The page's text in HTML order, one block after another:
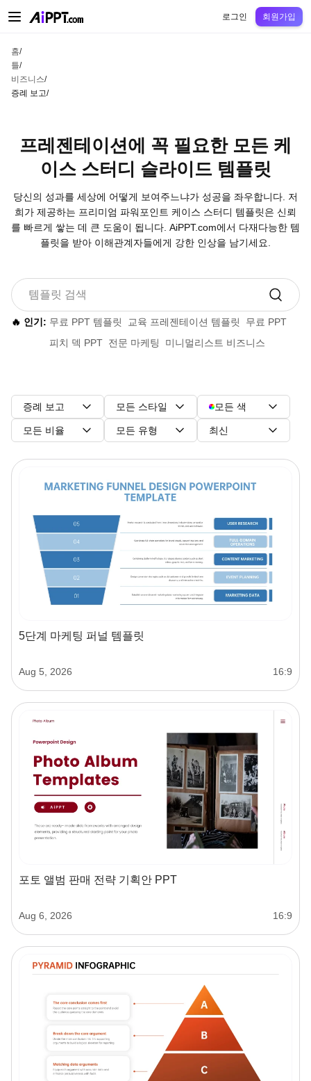
중학교고등
로그인 회원가입
홈/
틀/
비즈니스/
증례 보고/
프레젠테이션에 꼭 필요한 모든 케
이스 스터디 슬라이드 템플릿
당신의 성과를 세상에 어떻게 보여주느냐가 성공을 좌우합니다. 저
희가 제공하는 프리미엄 파워포인트 케이스 스터디 템플릿은 신뢰
를 빠르게 쌓는 데 큰 도움이 됩니다. AiPPT.com에서 다재다능한 템
플릿을 받아 이해관계자들에게 강한 인상을 남기세요.
🔥 인기: 무료 PPT 템플릿 교육 프레젠테이션 템플릿
무료 PPT
피치 덱 PPT 전문 마케팅 미니멀리스트 비즈니스
증례 보고 모든 스타일 모든 색
모든 비율 모든 유형 최신
5단계 마케팅 퍼널 템플릿
Aug 5, 2026 16:9
포토 앨범 판매 전략 기획안 PPT
Aug 6, 2026 16:9